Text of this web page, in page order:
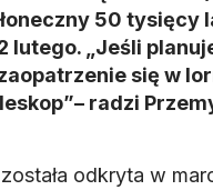
50
lutego. „Jeśli
się w
radzi
odkryta w